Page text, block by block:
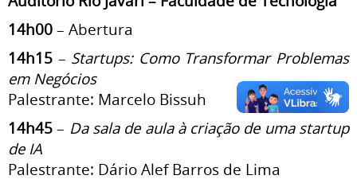
14h00 – Abertura
14h15 – Startups: Como Transformar Problemas
em Negócios
Palestrante: Marcelo Bissuh
14h45 – Da sala de aula à criação de uma startup
de IA
Palestrante: Dário Alef Barros de Lima